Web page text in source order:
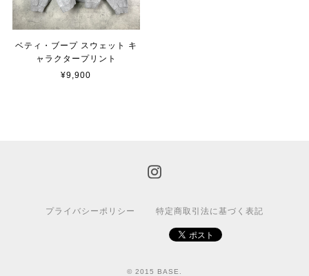
ベティ・ブープ スウェット キ
ャラクタープリント
¥9,900
プライバシーポリシー 特定商取引法に基づく表記
© 2015 BASE.